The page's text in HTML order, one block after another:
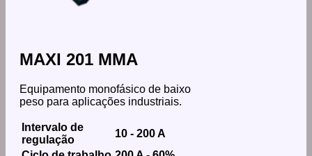
MAXI 201 MMA
Equipamento monofásico de baixo
peso para aplicações industriais.
Intervalo de
regulação
10 - 200 A